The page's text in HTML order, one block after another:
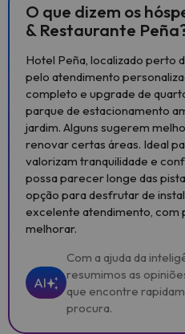
O que dizem os
& Restaurante
Hotel Peña, localizado perto
pelo atendimento
completo e upgrade de
parque de estacionamento
jardim. Alguns sugerem
renovar certas áreas. Ideal
valorizam tranquilidade e
possa parecer longe das
opção para desfrutar de
excelente atendimento, com
melhorar.
AI
Com a ajuda da
resumimos as
que encontre
procura.